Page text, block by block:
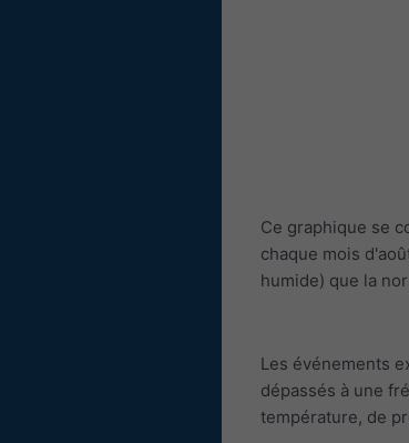
Ce graphique se
chaque mois
humide) que la
Les événements
dépassés à une
température, de